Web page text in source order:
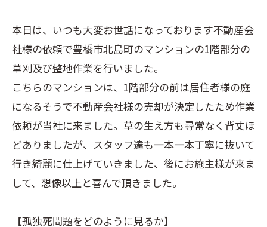
本日は、いつも大変お世話になっております不動産会
社様の依頼で豊橋市北島町のマンションの1階部分の
草刈及び整地作業を行いました。
こちらのマンションは、1階部分の前は居住者様の庭
になるそうで不動産会社様の売却が決定したため作業
依頼が当社に来ました。草の生え方も尋常なく背丈ほ
どありましたが、スタッフ達も一本一本丁寧に抜いて
行き綺麗に仕上げていきました、後にお施主様が来ま
して、想像以上と喜んで頂きました。
【孤独死問題をどのように見るか】